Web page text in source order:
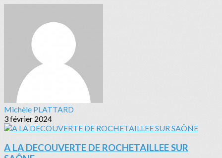
Michèle PLATTARD
3 février 2024
A LA DECOUVERTE DE ROCHETAILLEE SUR